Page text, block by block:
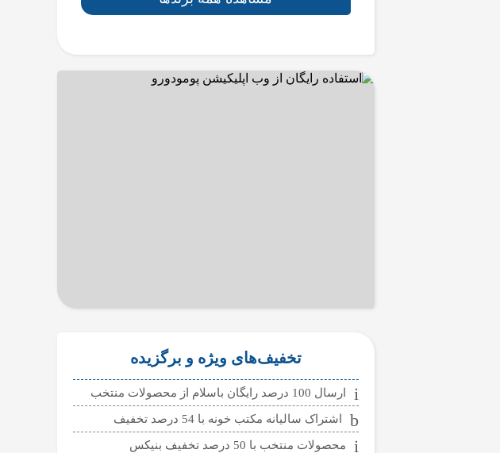
تخفیف‌های ویژه و برگزیده
ارسال 100 درصد رایگان باسلام از محصولات منتخب
اشتراک سالیانه مکتب خونه با 54 درصد تخفیف
محصولات منتخب با 50 درصد تخفیف بنیکس